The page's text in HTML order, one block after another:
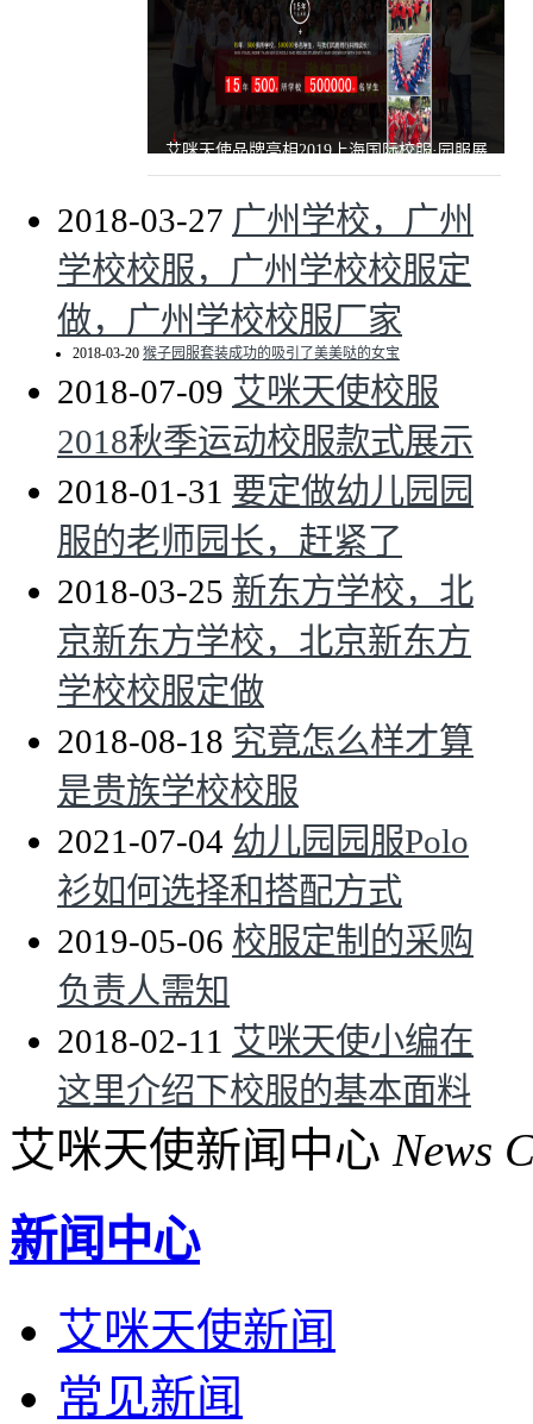
艾咪天使品牌亮相2019上海国际校服·园服展
2018-03-27 广州学校，广州
学校校服，广州学校校服定
做，广州学校校服厂家
2018-03-20 猴子园服套装成功的吸引了美美哒的女宝
2018-07-09 艾咪天使校服
2018秋季运动校服款式展示
2018-01-31 要定做幼儿园园
服的老师园长，赶紧了
2018-03-25 新东方学校，北
京新东方学校，北京新东方
学校校服定做
2018-08-18 究竟怎么样才算
是贵族学校校服
2021-07-04 幼儿园园服Polo
衫如何选择和搭配方式
2019-05-06 校服定制的采购
负责人需知
2018-02-11 艾咪天使小编在
这里介绍下校服的基本面料
艾咪天使新闻中心 News
新闻中心
艾咪天使新闻
常见新闻